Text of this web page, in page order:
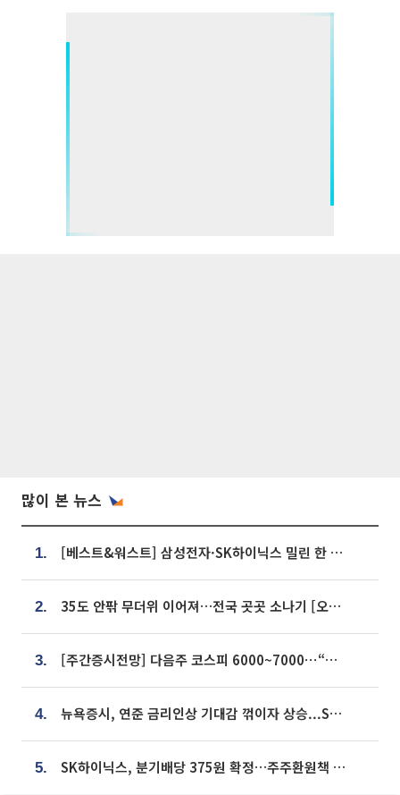
많이 본 뉴스
1. [베스트&워스트] 삼성전자·SK하이닉스 밀린 한 주…상상인증권은 85% 급등
2. 35도 안팎 무더위 이어져…전국 곳곳 소나기 [오늘 날씨]
3. [주간증시전망] 다음주 코스피 6000~7000⋯“外人 수급은 정책이 변수”
4. 뉴욕증시, 연준 금리인상 기대감 꺾이자 상승...S&P500 사상 최고치 [종합]
5. SK하이닉스, 분기배당 375원 확정…주주환원책 9월로 앞당겨 발표